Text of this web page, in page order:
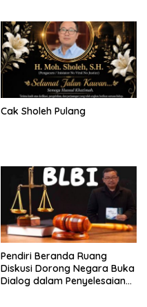
Cak Sholeh Pulang
Pendiri Beranda Ruang
Diskusi Dorong Negara Buka
Dialog dalam Penyelesaian